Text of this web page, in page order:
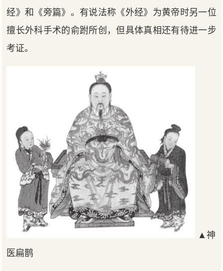
经》和《旁篇》。有说法称《外经》为黄帝时另一位
擅长外科手术的俞跗所创，但具体真相还有待进一步
考证。
▲神
医扁鹊